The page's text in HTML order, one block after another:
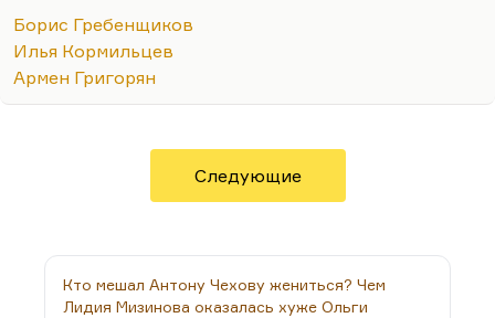
Кортнева, но для меня БГ и Кормильцев —
существа из другого жанра, из другой поэзии. Это
что-то космическое, что-то из области
крепкий профессионал и выдающийся музыкант.
Борис Гребенщиков
Илья Кормильцев
Армен Григорян
Следующие
Кто мешал Антону Чехову жениться? Чем
Лидия Мизинова оказалась хуже Ольги